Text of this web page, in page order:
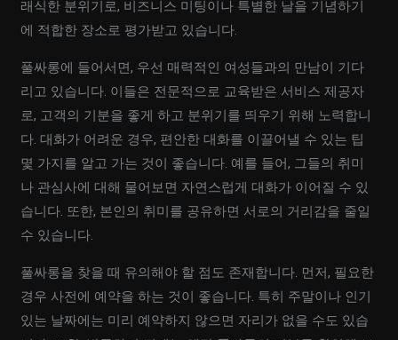
래식한 분위기로, 비즈니스 미팅이나 특별한 날을 기념하기
에 적합한 장소로 평가받고 있습니다.
풀싸롱에 들어서면, 우선 매력적인 여성들과의 만남이 기다
리고 있습니다. 이들은 전문적으로 교육받은 서비스 제공자
로, 고객의 기분을 좋게 하고 분위기를 띄우기 위해 노력합니
다. 대화가 어려운 경우, 편안한 대화를 이끌어낼 수 있는 팁
몇 가지를 알고 가는 것이 좋습니다. 예를 들어, 그들의 취미
나 관심사에 대해 물어보면 자연스럽게 대화가 이어질 수 있
습니다. 또한, 본인의 취미를 공유하면 서로의 거리감을 줄일
수 있습니다.
풀싸롱을 찾을 때 유의해야 할 점도 존재합니다. 먼저, 필요한
경우 사전에 예약을 하는 것이 좋습니다. 특히 주말이나 인기
있는 날짜에는 미리 예약하지 않으면 자리가 없을 수도 있습